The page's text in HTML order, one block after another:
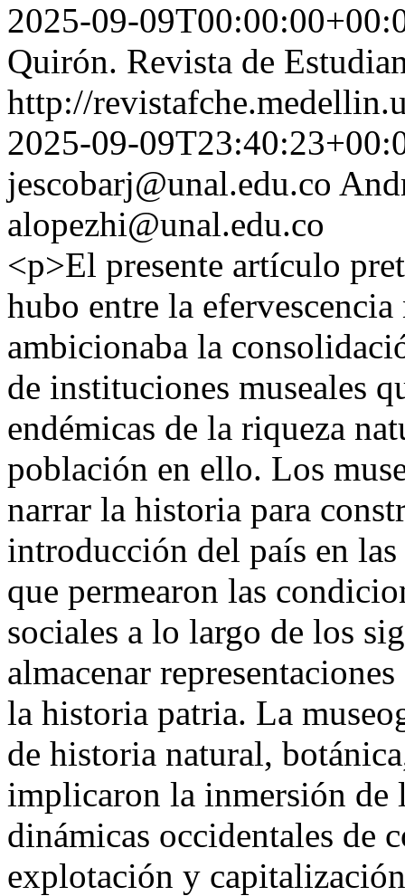
2025-09-
Quirón. Revista de
http://
2025-09-
jescobarj@unal.edu.co
alopezhi@unal.edu.co
<p>El presente artículo
hubo entre la
ambicionaba la
de instituciones museales
endémicas de la riqueza
población en ello. Los
narrar la historia para
introducción del país en
que permearon las
sociales a lo largo de los
almacenar
la historia patria. La
de historia natural,
implicaron la inmersión de
dinámicas occidentales de
explotación y